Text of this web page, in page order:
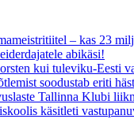
– kas 23
abikäsi!
kui tuleviku-Eesti
soodustab eriti
Tallinna Klubi
käsitleti